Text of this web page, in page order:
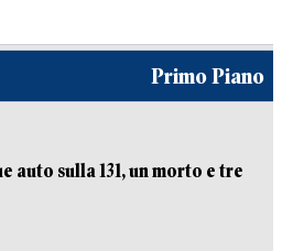
Primo Piano
auto sulla 131, un morto e tre